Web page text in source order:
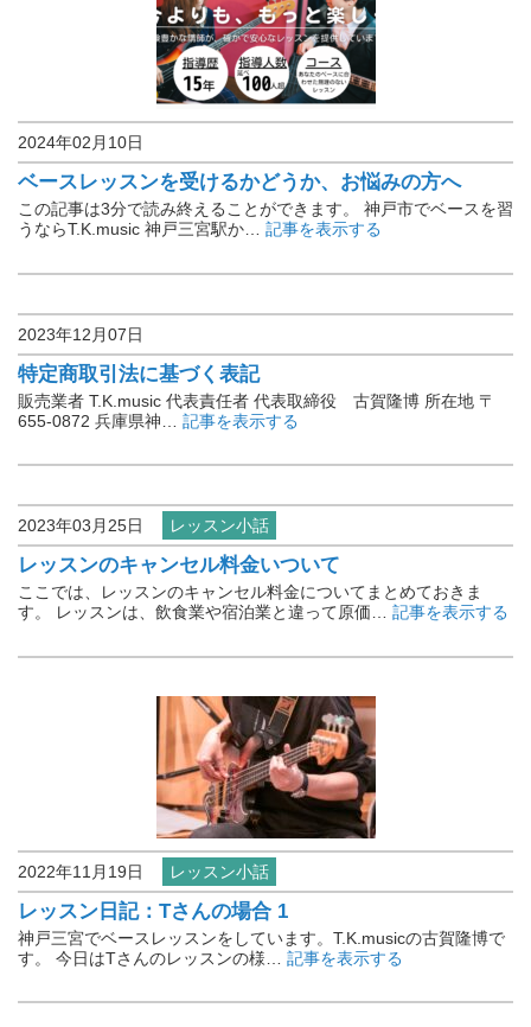
2024年02月10日
ベースレッスンを受けるかどうか、お悩みの方へ
この記事は3分で読み終えることができます。 神戸市でベースを習
うならT.K.music 神戸三宮駅か…
記事を表示する
2023年12月07日
特定商取引法に基づく表記
販売業者 T.K.music 代表責任者 代表取締役 古賀隆博 所在地 〒
655-0872 兵庫県神…
記事を表示する
2023年03月25日 レッスン小話
レッスンのキャンセル料金いついて
ここでは、レッスンのキャンセル料金についてまとめておきま
す。 レッスンは、飲食業や宿泊業と違って原価… 記事を表示する
2022年11月19日 レッスン小話
レッスン日記：Tさんの場合 1
神戸三宮でベースレッスンをしています。T.K.musicの古賀隆博で
す。 今日はTさんのレッスンの様…
記事を表示する